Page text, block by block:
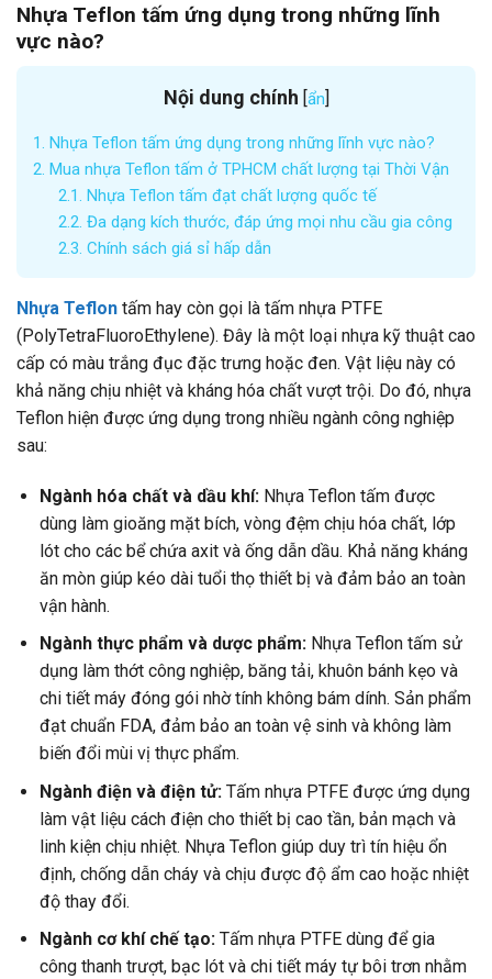
Nhựa Teflon tấm ứng dụng trong những lĩnh
vực nào?
Nội dung chính [ẩn]
1. Nhựa Teflon tấm ứng dụng trong những lĩnh vực nào?
2. Mua nhựa Teflon tấm ở TPHCM chất lượng tại Thời Vận
2.1. Nhựa Teflon tấm đạt chất lượng quốc tế
2.2. Đa dạng kích thước, đáp ứng mọi nhu cầu gia công
2.3. Chính sách giá sỉ hấp dẫn
Nhựa Teflon tấm hay còn gọi là tấm nhựa PTFE
(PolyTetraFluoroEthylene). Đây là một loại nhựa kỹ thuật cao
cấp có màu trắng đục đặc trưng hoặc đen. Vật liệu này có
khả năng chịu nhiệt và kháng hóa chất vượt trội. Do đó, nhựa
Teflon hiện được ứng dụng trong nhiều ngành công nghiệp
sau:
Ngành hóa chất và dầu khí: Nhựa Teflon tấm được
dùng làm gioăng mặt bích, vòng đệm chịu hóa chất, lớp
lót cho các bể chứa axit và ống dẫn dầu. Khả năng kháng
ăn mòn giúp kéo dài tuổi thọ thiết bị và đảm bảo an toàn
vận hành.
Ngành thực phẩm và dược phẩm:Nhựa Teflon tấm sử
dụng làm thớt công nghiệp, băng tải, khuôn bánh kẹo và
chi tiết máy đóng gói nhờ tính không bám dính. Sản phẩm
đạt chuẩn FDA, đảm bảo an toàn vệ sinh và không làm
biến đổi mùi vị thực phẩm.
Ngành điện và điện tử:Tấm nhựa PTFE được ứng dụng
làm vật liệu cách điện cho thiết bị cao tần, bản mạch và
linh kiện chịu nhiệt. Nhựa Teflon giúp duy trì tín hiệu ổn
định, chống dẫn cháy và chịu được độ ẩm cao hoặc nhiệt
độ thay đổi.
Ngành cơ khí chế tạo:Tấm nhựa PTFE dùng để gia
công thanh trượt, bạc lót và chi tiết máy tự bôi trơn nhằm